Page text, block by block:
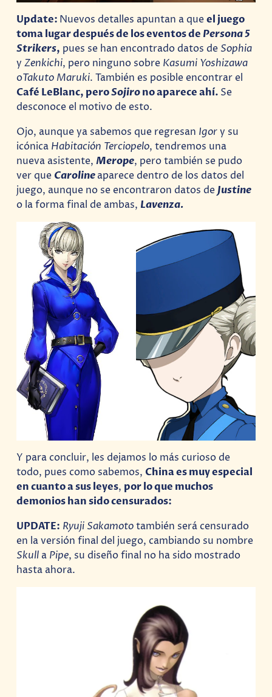
Update: Nuevos detalles apuntan a queel juego
toma lugar después de los eventos de Persona 5
Strikers, pues se han encontrado datos de Sophia
yZenkichi, pero ninguno sobre Kasumi Yoshizawa
oTakuto Maruki. También es posible encontrar el
Café LeBlanc, peroSojirono aparece ahí. Se
desconoce el motivo de esto.
Ojo, aunque ya sabemos que regresan Igory su
icónica Habitación Terciopelo, tendremos una
nueva asistente,Merope, pero también se pudo
ver que Carolineaparece dentro de los datos del
juego, aunque no se encontraron datos deJustine
o la forma final de ambas, Lavenza.
Y para concluir, les dejamos lo más curioso de
todo, pues como sabemos, China es muy especial
en cuanto a sus leyes, por lo que muchos
demonios han sido censurados:
UPDATE: Ryuji Sakamototambién será censurado
en la versión final del juego, cambiando su nombre
Skull a Pipe, su diseño final no ha sido mostrado
hasta ahora.